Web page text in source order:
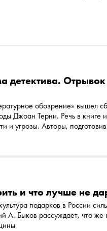
детектива.
обозрение» вышел
Джоан Терни. Речь в книге
и угрозы. Авторы,
и что лучше не
подарков в России
Быков рассуждает, что же